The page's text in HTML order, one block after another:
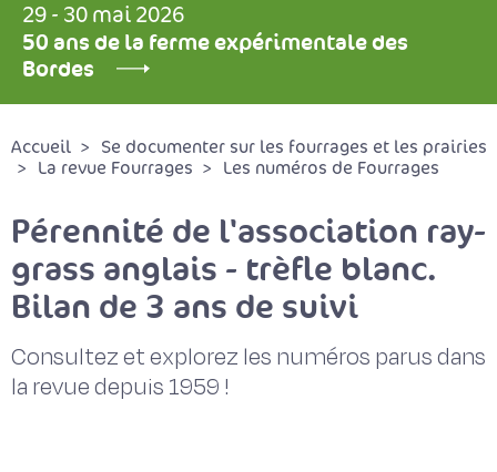
29 - 30 mai 2026
50 ans de la ferme expérimentale des
Bordes
Accueil
Se documenter sur les fourrages et les prairies
La revue Fourrages
Les numéros de Fourrages
Pérennité de l'association ray-
grass anglais - trèfle blanc.
Bilan de 3 ans de suivi
Consultez et explorez les numéros parus dans
la revue depuis 1959 !